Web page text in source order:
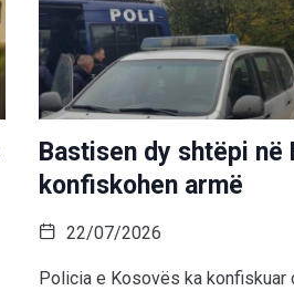
Bastisen dy shtëpi në
konfiskohen armë
22/07/2026
Policia e Kosovës ka konfiskuar